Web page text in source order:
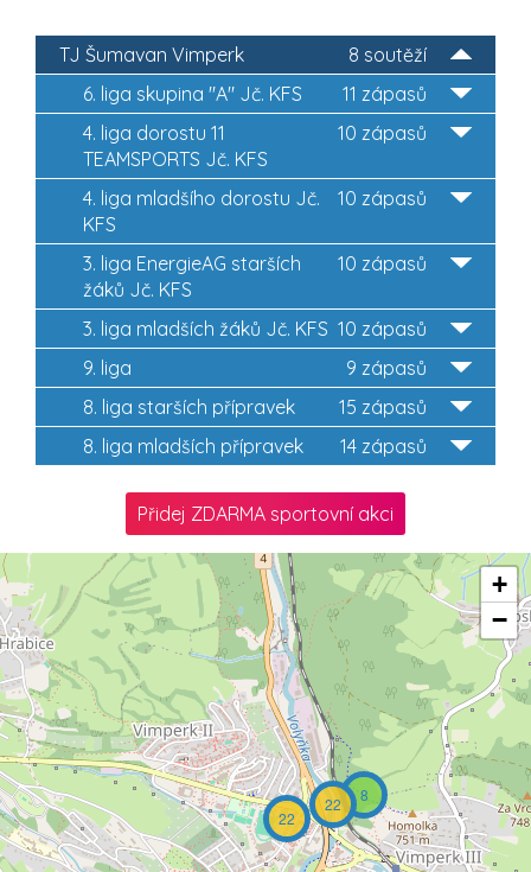
8 soutěží
TJ Šumavan Vimperk
11 zápasů
6. liga skupina "A" Jč. KFS
10 zápasů
4. liga dorostu 11
TEAMSPORTS Jč. KFS
10 zápasů
4. liga mladšího dorostu Jč.
KFS
10 zápasů
3. liga EnergieAG starších
žáků Jč. KFS
10 zápasů
3. liga mladších žáků Jč. KFS
9 zápasů
9. liga
15 zápasů
8. liga starších přípravek
14 zápasů
8. liga mladších přípravek
Přidej ZDARMA sportovní akci
8
22
22
+
−